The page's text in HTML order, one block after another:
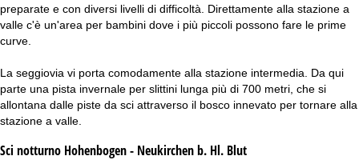
preparate e con diversi livelli di difficoltà. Direttamente alla stazione a
valle c'è un'area per bambini dove i più piccoli possono fare le prime
curve.
La seggiovia vi porta comodamente alla stazione intermedia. Da qui
parte una pista invernale per slittini lunga più di 700 metri, che si
allontana dalle piste da sci attraverso il bosco innevato per tornare alla
stazione a valle.
Sci notturno Hohenbogen - Neukirchen b. Hl. Blut